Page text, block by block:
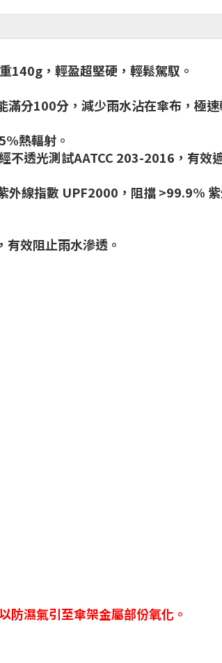
140g，輕盈超堅硬，輕鬆駕馭。
分100分，減少雨水沾在傘布，極速
熱輻射。
不透光測試AATCC 203-2016，有效
線指數 UPF2000，阻擋 >99.9%
效阻止雨水滲透。
防濕氣引至傘架金屬部份氧化。